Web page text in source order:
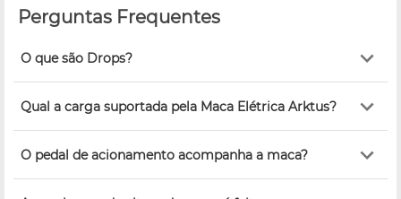
Perguntas Frequentes
O que são Drops?
Qual a carga suportada pela Maca Elétrica Arktus?
O pedal de acionamento acompanha a maca?